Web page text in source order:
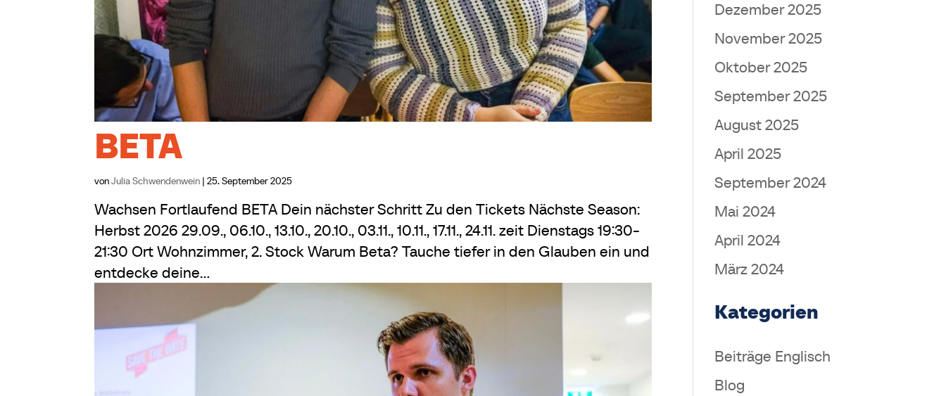
BETA
vonJulia Schwendenwein |25. September 2025
Wachsen Fortlaufend BETA Dein nächster Schritt Zu den Tickets Nächste Season:
Herbst 2026 29.09., 06.10., 13.10., 20.10., 03.11., 10.11., 17.11., 24.11. zeit Dienstags 19:30-
21:30 Ort Wohnzimmer, 2. Stock Warum Beta? Tauche tiefer in den Glauben ein und
entdecke deine...
Dezember 2025
November 2025
Oktober 2025
September 2025
August 2025
April 2025
September 2024
Mai 2024
April 2024
März 2024
Kategorien
Beiträge Englisch
Blog